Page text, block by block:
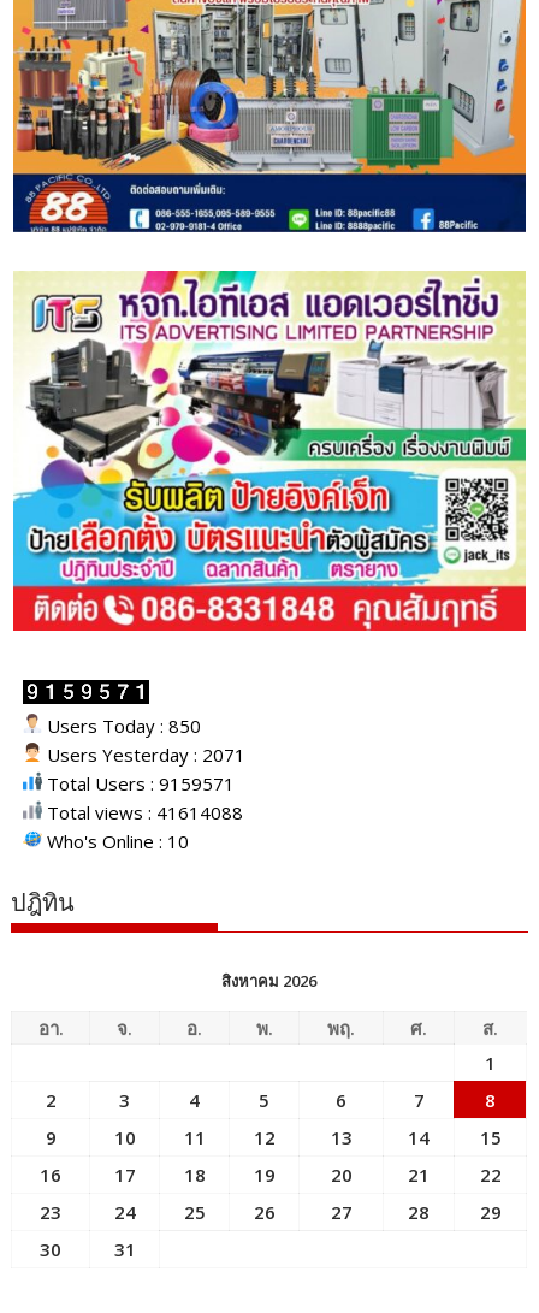
Users Today : 850
Users Yesterday : 2071
Total Users : 9159571
Total views : 41614088
Who's Online : 10
ปฎิทิน
สิงหาคม 2026
อา. จ. อ. พ. พฤ. ศ.
ส.
1
2
3 4 5 6 7
8
9
10 11 12 13 14
15
16
17 18 19 20 21
22
23
24 25 26 27 28
29
30
31